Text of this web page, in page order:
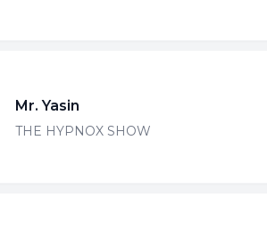
Mr. Yasin
THE HYPNOX SHOW